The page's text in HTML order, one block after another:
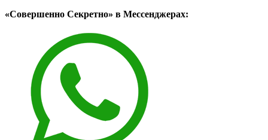
«Совершенно Секретно» в Мессенджерах: